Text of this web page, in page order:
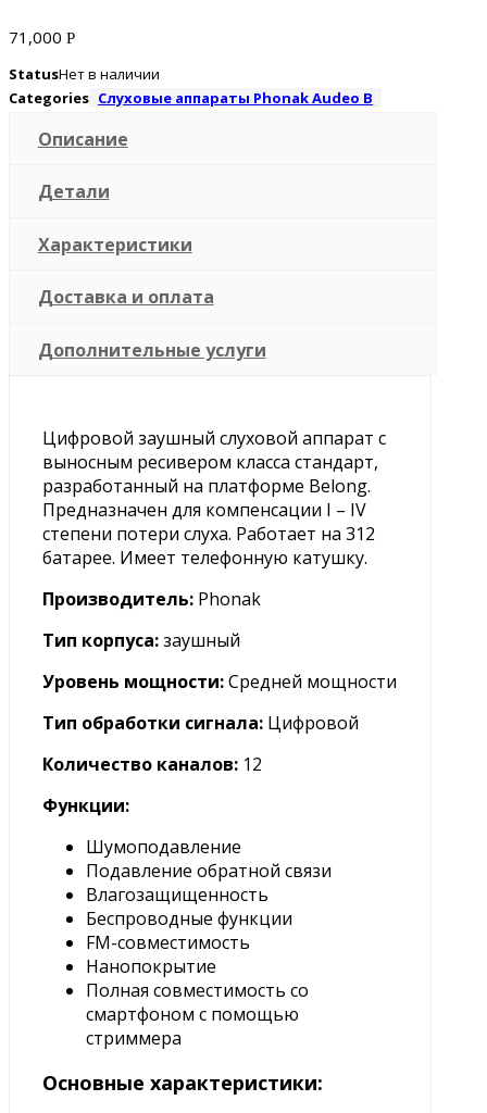
71,000 Р
StatusНет в наличии
Categories Слуховые аппараты Phonak Audeo B
Описание
Детали
Характеристики
Доставка и оплата
Дополнительные услуги
Цифровой заушный слуховой аппарат с
выносным ресивером класса стандарт,
разработанный на платформе Belong.
Предназначен для компенсации I – IV
степени потери слуха. Работает на 312
батарее. Имеет телефонную катушку.
Производитель: Phonak
Тип корпуса:заушный
Уровень мощности:Средней мощности
Тип обработки сигнала: Цифровой
Количество каналов: 12
Функции:
Шумоподавление
Подавление обратной связи
Влагозащищенность
Беспроводные функции
FM-совместимость
Нанопокрытие
Полная совместимость со
смартфоном с помощью
стриммера
Основные характеристики: